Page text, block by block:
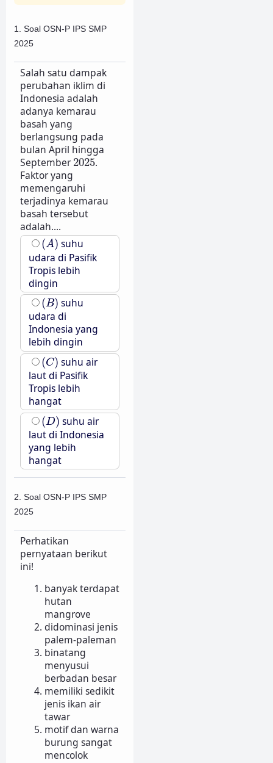
1. Soal OSN-P IPS SMP
2025
Salah satu dampak
perubahan iklim di
Indonesia adalah
adanya kemarau
basah yang
berlangsung pada
bulan April hingga
September2025
2025
.
Faktor yang
memengaruhi
terjadinya kemarau
basah tersebut
adalah....
(A)
(A) suhu
udara di Pasifik
Tropis lebih
dingin
(B)
(B) suhu
udara di
Indonesia yang
lebih dingin
(C)
(C) suhu air
laut di Pasifik
Tropis lebih
hangat
(D)
(D) suhu air
laut di Indonesia
yang lebih
hangat
2. Soal OSN-P IPS SMP
2025
Perhatikan
pernyataan berikut
ini!
banyak terdapat
hutan
mangrove
didominasi jenis
palem-paleman
binatang
menyusui
berbadan besar
memiliki sedikit
jenis ikan air
tawar
motif dan warna
burung sangat
mencolok